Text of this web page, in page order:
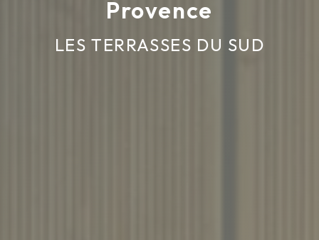
Provence
LES TERRASSES DU SUD